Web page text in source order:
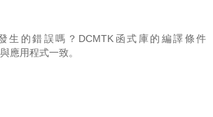
生的錯誤嗎？DCMTK函式庫的編譯條件
應用程式一致。